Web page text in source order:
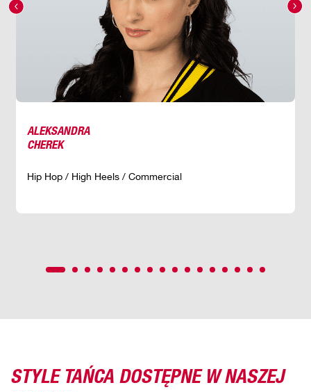
ALEKSANDRA
CHEREK
Hip Hop / High Heels / Commercial
STYLE TAŃCA DOSTĘPNE W NASZEJ